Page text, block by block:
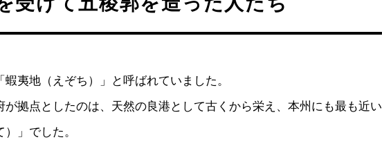
夷地（えぞち）」と呼ばれていました。
が拠点としたのは、天然の良港として古くから栄え、本州にも最も近い
）」でした。